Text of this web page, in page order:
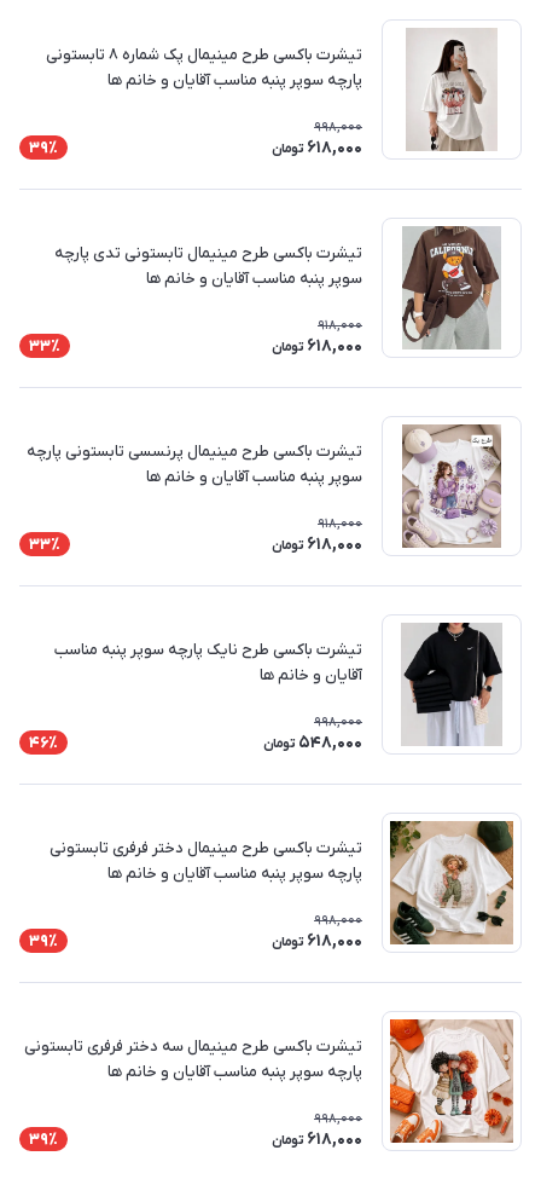
تیشرت باکسی طرح مینیمال پک شماره ۸ تابستونی
پارچه سوپر پنبه مناسب آقایان و خانم ها
998,000
618,000 تومان 39٪
تیشرت باکسی طرح مینیمال تابستونی تدی پارچه
سوپر پنبه مناسب آقایان و خانم ها
918,000
618,000 تومان 33٪
تیشرت باکسی طرح مینیمال پرنسسی تابستونی پارچه
سوپر پنبه مناسب آقایان و خانم ها
918,000
618,000 تومان 33٪
تیشرت باکسی طرح نایک پارچه سوپر پنبه مناسب
آقایان و خانم ها
998,000
548,000 تومان 46٪
تیشرت باکسی طرح مینیمال دختر فرفری تابستونی
پارچه سوپر پنبه مناسب آقایان و خانم ها
998,000
618,000 تومان 39٪
تیشرت باکسی طرح مینیمال سه دختر فرفری تابستونی
پارچه سوپر پنبه مناسب آقایان و خانم ها
998,000
618,000 تومان 39٪